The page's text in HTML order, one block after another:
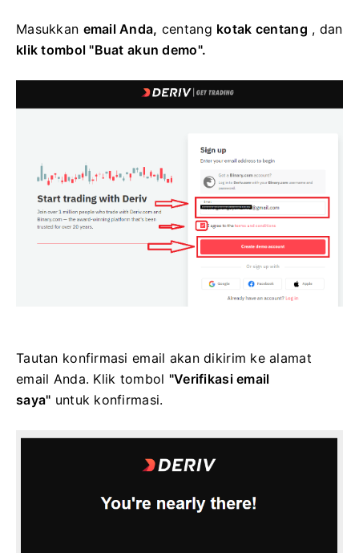
Masukkan email Anda, centang kotak centang , dan
klik tombol "Buat akun demo".
Tautan konfirmasi email akan dikirim ke alamat
email Anda. Klik tombol "Verifikasi email
saya" untuk konfirmasi.